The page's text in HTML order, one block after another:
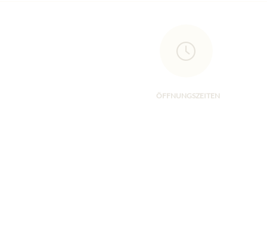
ÖFFNUNGSZEITEN